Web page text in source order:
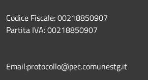
Codice Fiscale: 00218850907
Partita IVA: 00218850907
Email:protocollo@pec.comunestg.it